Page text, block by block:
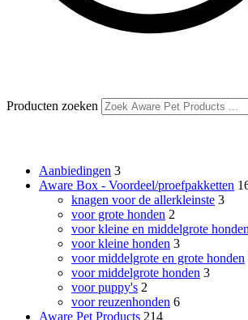
Producten zoeken
Aanbiedingen 3
Aware Box - Voordeel/proefpakketten
knagen voor de allerkleinste 3
voor grote honden 2
voor kleine en middelgrote honden
voor kleine honden 3
voor middelgrote en grote honden
voor middelgrote honden 3
voor puppy's 2
voor reuzenhonden 6
Aware Pet Products 214